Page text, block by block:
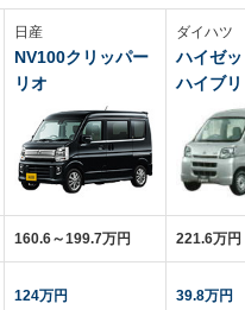
日産
NV100クリッパー
リオ
160.6～199.7万円
124万円
ダイハツ
ハイゼ
ハイブ
221.6万円
39.8万円